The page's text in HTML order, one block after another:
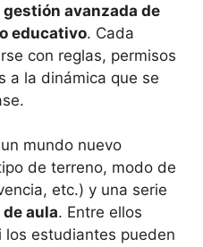
avanzada de
educativo. Cada
con reglas, permisos
a la dinámica que se
mundo nuevo
de terreno, modo de
etc.) y una serie
aula. Entre ellos
estudiantes pueden